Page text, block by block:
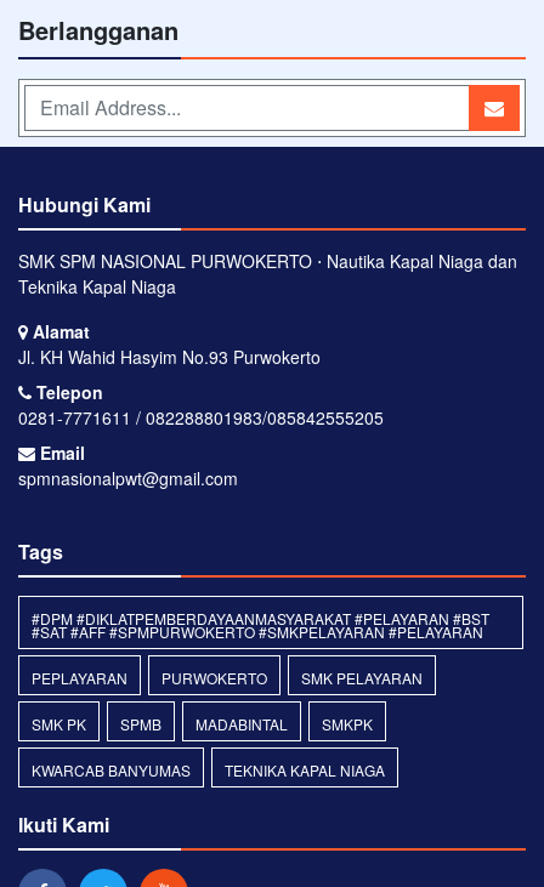
Berlangganan
Hubungi Kami
SMK SPM NASIONAL PURWOKERTO ⋅ Nautika Kapal Niaga dan
Teknika Kapal Niaga
Alamat
Jl. KH Wahid Hasyim No.93 Purwokerto
Telepon
0281-7771611 / 082288801983/085842555205
Email
spmnasionalpwt@gmail.com
Tags
#DPM #DIKLATPEMBERDAYAANMASYARAKAT #PELAYARAN #BST
#SAT #AFF #SPMPURWOKERTO #SMKPELAYARAN #PELAYARAN
PEPLAYARAN PURWOKERTO SMK PELAYARAN
SMK PK SPMB MADABINTAL SMKPK
KWARCAB BANYUMAS TEKNIKA KAPAL NIAGA
Ikuti Kami